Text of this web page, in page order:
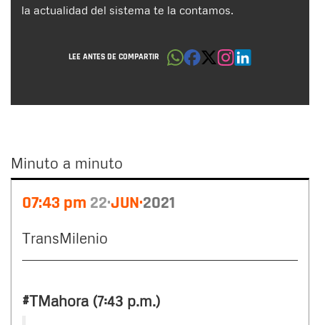
la actualidad del sistema te la contamos.
LEE ANTES DE COMPARTIR
Minuto a minuto
07:43 pm 22 JUN 2021
TransMilenio
#TMahora (7:43 p.m.)